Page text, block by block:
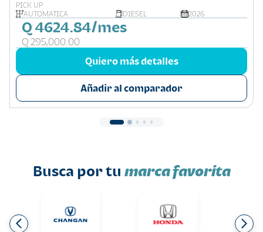
PICK UP
AUTOMÁTICA
DIESEL 2026
Q 4624.84/mes
Q 295,000.00
Quiero más detalles
Añadir al comparador
Busca por tu marca favorita